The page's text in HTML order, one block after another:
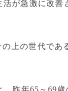
が急激に改
上の世代であ
昨年65～69